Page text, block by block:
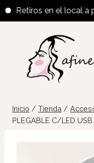
Retiros en el local a
contenido
Inicio / Tienda /
PLEGABLE C/LED